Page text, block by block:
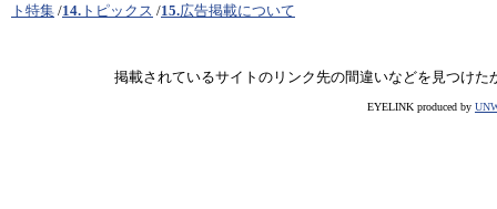
ト特集 /14. トピックス /15.広告掲載について
掲載されているサイトのリンク先の間違いなどを見つけた
EYELINK produced by